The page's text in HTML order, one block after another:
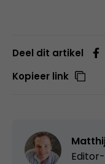
Deel dit artikel
Kopieer link